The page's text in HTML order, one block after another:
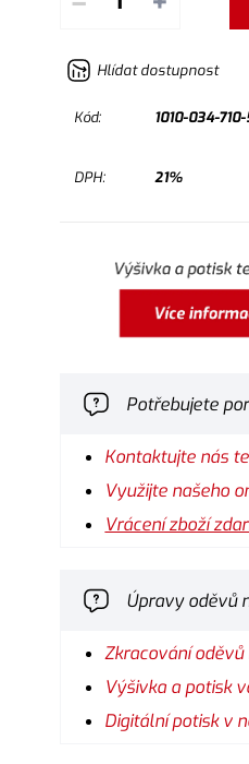
Hlídat dostupnost
Kód: 1010-034-
DPH:
21%
Potřebujete
Kontaktujte nás
Využijte našeho
Vrácení zboží
Úpravy oděvů
Zkracování
Výšivka a potisk
Digitální potisk v